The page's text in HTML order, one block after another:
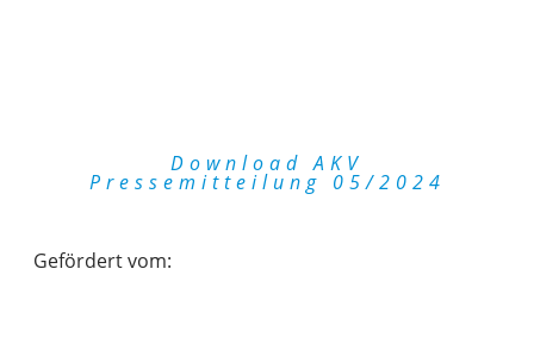
Download AKV
Pressemitteilung 05/2024
Gefördert vom: